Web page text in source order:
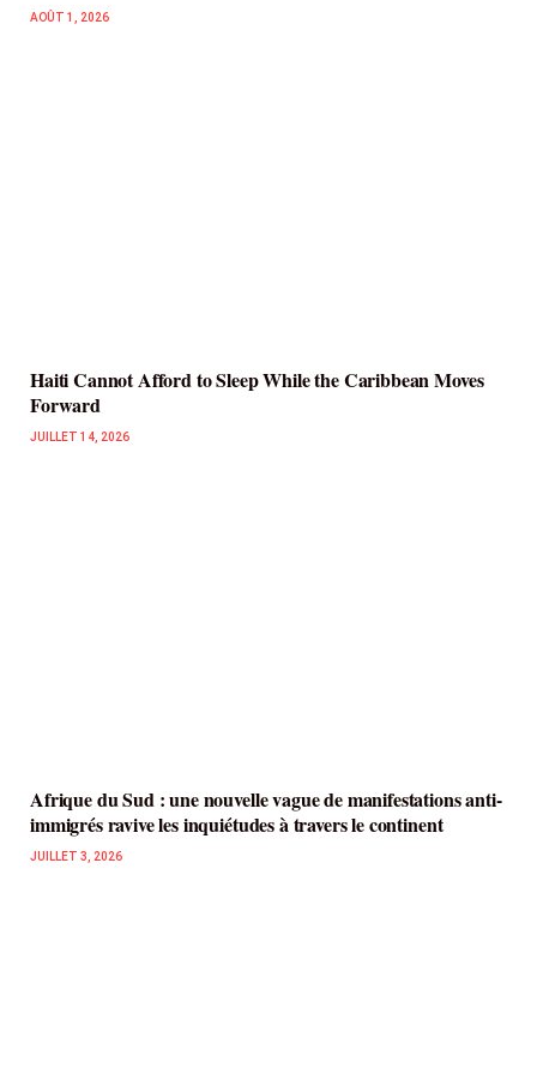
AOÛT 1, 2026
Haiti Cannot Afford to Sleep While the Caribbean Moves
Forward
JUILLET 14, 2026
Afrique du Sud : une nouvelle vague de manifestations anti-
immigrés ravive les inquiétudes à travers le continent
JUILLET 3, 2026